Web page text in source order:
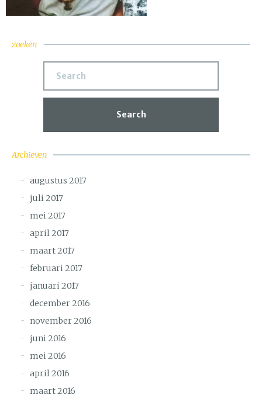
zoeken
Search
Archieven
augustus 2017
juli 2017
mei 2017
april 2017
maart 2017
februari 2017
januari 2017
december 2016
november 2016
juni 2016
mei 2016
april 2016
maart 2016